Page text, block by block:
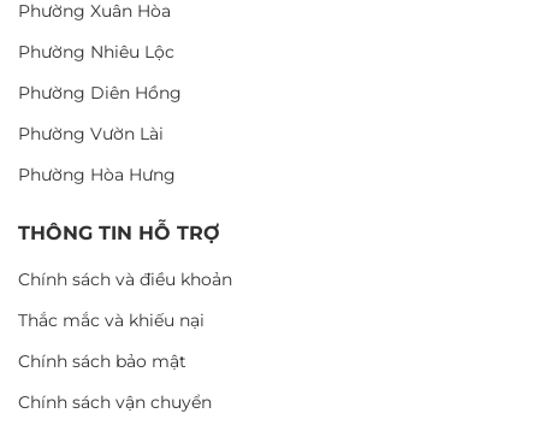
Phường Xuân Hòa
Phường Nhiêu Lộc
Phường Diên Hồng
Phường Vườn Lài
Phường Hòa Hưng
THÔNG TIN HỖ TRỢ
Chính sách và điều khoản
Thắc mắc và khiếu nại
Chính sách bảo mật
Chính sách vận chuyển